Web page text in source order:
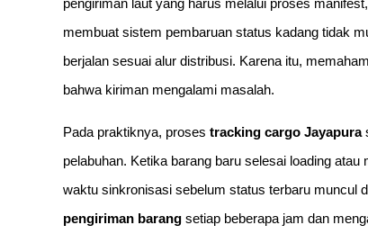
pengiriman laut yang harus melalui proses
membuat sistem pembaruan status kadang tidak
berjalan sesuai alur distribusi. Karena itu,
bahwa kiriman mengalami masalah.
Pada praktiknya, proses tracking cargo Jayapura
pelabuhan. Ketika barang baru selesai loading
waktu sinkronisasi sebelum status terbaru muncul
pengiriman barang setiap beberapa jam dan